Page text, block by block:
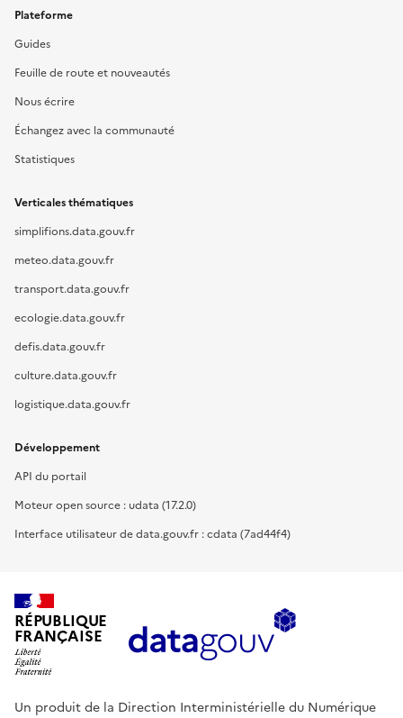
Plateforme
Guides
Feuille de route et nouveautés
Nous écrire
Échangez avec la communauté
Statistiques
Verticales thématiques
simplifions.data.gouv.fr
meteo.data.gouv.fr
transport.data.gouv.fr
ecologie.data.gouv.fr
defis.data.gouv.fr
culture.data.gouv.fr
logistique.data.gouv.fr
Développement
API du portail
Moteur open source : udata (17.2.0)
Interface utilisateur de data.gouv.fr : cdata (7ad44f4)
RÉPUBLIQUE
FRANÇAISE
Un produit de la Direction Interministérielle du Numérique